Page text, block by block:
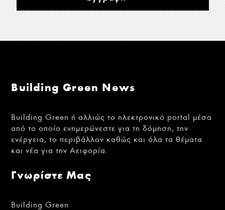
Building Green News
Building Green ή αλλιώς το ηλεκτρονικό portal μέσα
από το οποίο ενημερώνεστε για τη δόμηση, την
ενέργεια, το περιβάλλον καθώς και όλα τα θέματα
και νέα για την Αειφορία.
Γνωρίστε Μας
Building Green